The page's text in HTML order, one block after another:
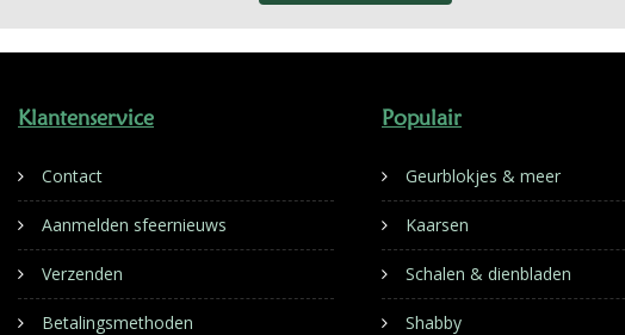
Klantenservice
Contact
Aanmelden sfeernieuws
Verzenden
Betalingsmethoden
Populair
Geurblokjes & meer
Kaarsen
Schalen & dienbladen
Shabby